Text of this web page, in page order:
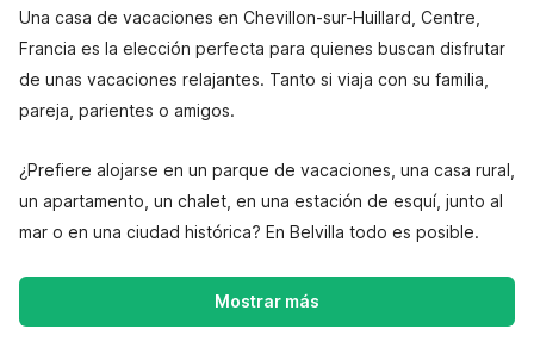
Una casa de vacaciones en Chevillon-sur-Huillard, Centre,
Francia es la elección perfecta para quienes buscan disfrutar
de unas vacaciones relajantes. Tanto si viaja con su familia,
pareja, parientes o amigos.
¿Prefiere alojarse en un parque de vacaciones, una casa rural,
un apartamento, un chalet, en una estación de esquí, junto al
mar o en una ciudad histórica? En Belvilla todo es posible.
Mostrar más